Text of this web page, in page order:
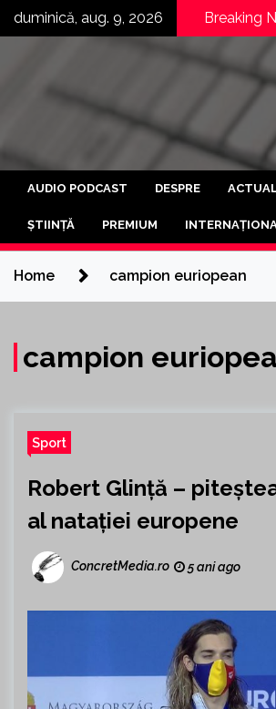
Skipduminică, aug. 9, 2026 Breaking
germană
și-a deschis a
din Curtea
satele
AUDIO PODCAST DESPRE
ȘTIINȚĂ PREMIUM
Home campion euriopean
campion
Sport
Robert Glință –
al natației europene
ConcretMedia.ro 5 ani ago